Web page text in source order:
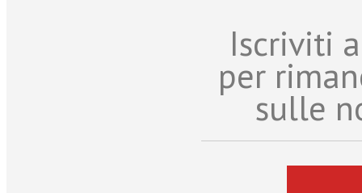
Iscriviti
per
sulle